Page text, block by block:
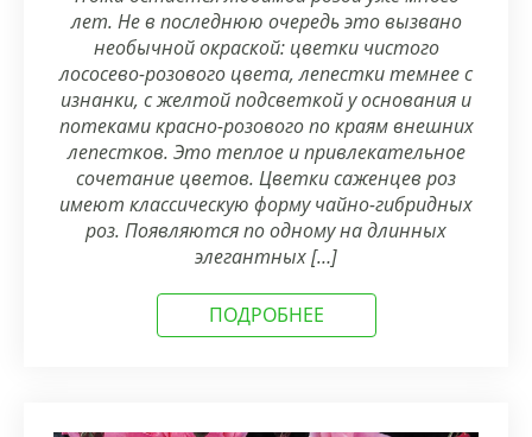
лет. Не в последнюю очередь это вызвано
необычной окраской: цветки чистого
лососево-розового цвета, лепестки темнее с
изнанки, с желтой подсветкой у основания и
потеками красно-розового по краям внешних
лепестков. Это теплое и привлекательное
сочетание цветов. Цветки саженцев роз
имеют классическую форму чайно-гибридных
роз. Появляются по одному на длинных
элегантных […]
ПОДРОБНЕЕ